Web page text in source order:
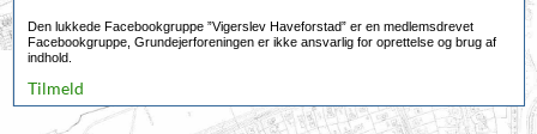
Den lukkede Facebookgruppe ”Vigerslev Haveforstad” er en medlemsdrevet
Facebookgruppe, Grundejerforeningen er ikke ansvarlig for oprettelse og brug af
indhold.
Tilmeld